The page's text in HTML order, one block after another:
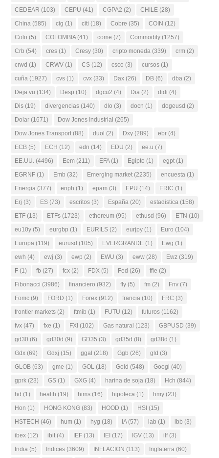
CEDEAR (103) CEPU (41) CGPA2 (2) CHILE (28)
China (585) cig (1) citi (18) Cobre (35) COIN (12)
Colo (5) COLOMBIA(41) come (7) Commodity (1257)
Crb (54) cres (1) Cresy (30) cripto moneda (339) crm (2)
crwd (1) CRWV (1) CS (12) csco (3) cursos (1)
cuña (1927) cvs (1) cvx (33) Dax (26) DB (6) dba (2)
Deja vu (134) Desp (10) dgcu2 (4) Dia (2) didi (4)
Dis (19) divergencias (140) dlo (3) docn (1) dogeusd (2)
Dolar (1671) Dow Jones Industrial (265)
Dow Jones Transport (88) duol (2) Dxy (289) ebr (4)
ECB (5) ECH (12) edn (14) EDU (2) ee.u (7)
EE.UU. (4496) Eem (211) EFA(1) Egipto (1) egpt (1)
EGRNF (1) Emb (32) Emerging market (2235) encuesta (1)
Energia (377) enph (1) epam (3) EPU (14) ERIC (1)
Erj (3) ES (73) escritos (3) España (20) estadistica (158)
ETF (13) ETFs (1723) ethereum (95) ethusd (96) ETN (10)
eu10y (5) eurgbp (1) EURILS (2) eurjpy (1) Euro (104)
Europa (119) eurusd (105) EVERGRANDE (1) Ewg (1)
ewh (4) ewj (3) ewp (2) EWU (3) eww (28) Ewz (319)
F (1) fb (27) fcx (2) FDX (5) Fed (26) ffie (2)
Fibonacci (3986) financiero (932) fly (5) fm (2) Fnv (7)
Fomc (9) FORD (1) Forex (912) francia (10) FRC (3)
frontier markets (2) ftmib (1) FUTU (12) futuros (1162)
fvx (47) fxe (1) FXI (102) Gas natural (123) GBPUSD (39)
gd30 (6) gd30d (9) GD35 (3) gd35d (8) gd38d (1)
Gdx (69) Gdxj (15) ggal (218) Ggb (26) gld (3)
GLOB (63) gme (1) GOL (18) Gold (548) Googl (40)
gprk (23) GS (1) GXG (4) harina de soja (18) Hch (844)
hd (1) health (19) hims (16) hipoteca (1) hmy (23)
Hon (1) HONG KONG (83) HOOD (1) HSI (15)
HSTECH (46) hum (1) hyg (18) IA(57) iab (1) ibb (3)
ibex (12) ibit (4) IEF (13) IEI (17) IGV (13) ilf(3)
India (5) Indices (3609) INFLACION (113) Inglaterra (60)